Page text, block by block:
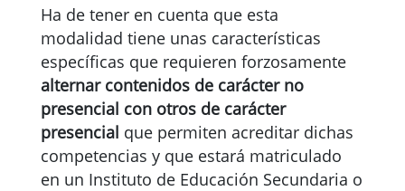
Ha de tener en cuenta que esta
modalidad tiene unas características
específicas que requieren forzosamente
alternar contenidos de carácter no
presencial con otros de carácter
presencial que permiten acreditar dichas
competencias y que estará matriculado
en un Instituto de Educación Secundaria o